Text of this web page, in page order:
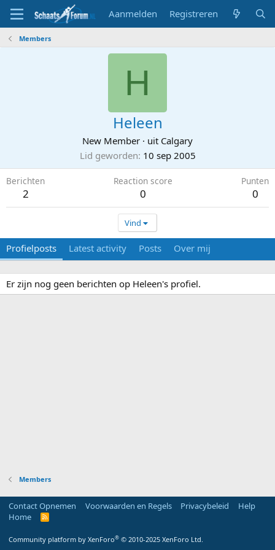
Aanmelden Registreren
Members
H
Heleen
New Member · uit Calgary
Lid geworden 10 sep 2005
Berichten
2
Reaction score
0
Punten
0
Vind
Profielposts Latest activity Posts Over mij
Er zijn nog geen berichten op Heleen's profiel.
Members
Contact Opnemen Voorwaarden en Regels Privacybeleid
Help
Home
R
Community platform by XenForo® © 2010-2025 XenForo Ltd.